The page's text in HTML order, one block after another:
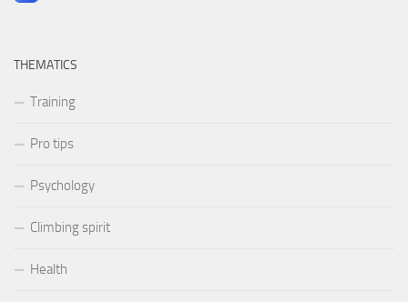
THEMATICS
Training
Pro tips
Psychology
Climbing spirit
Health